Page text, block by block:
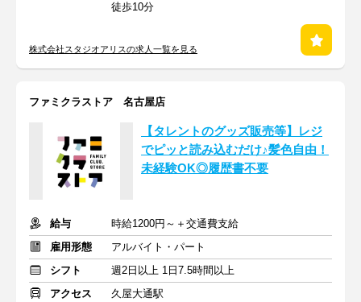
徒歩10分
株式会社スタジオアリスの求人一覧を見る
ファミクラストア 名古屋店
【タレントのグッズ販売等】レジ
でピッと読み込むだけ♪髪色自由！
未経験OK◎履歴書不要
給与
時給1200円～＋交通費支給
雇用形態
アルバイト・パート
シフト
週2日以上 1日7.5時間以上
アクセス
久屋大通駅